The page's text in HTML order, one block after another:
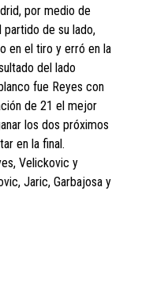
por medio de
partido de su lado,
en el tiro y erró en la
del lado
fue Reyes con
de 21 el mejor
los dos próximos
en la final.
Velickovic y
Jaric, Garbajosa y